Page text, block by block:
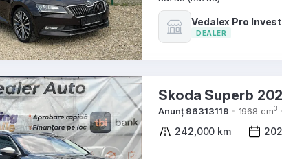
Vedalex Pro Invest
DEALER
Skoda Superb
Anunț 96313119 1968 cm3
242,000 km